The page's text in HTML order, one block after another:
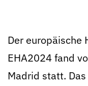
Der europäische
EHA2024 fand
Madrid statt. Das